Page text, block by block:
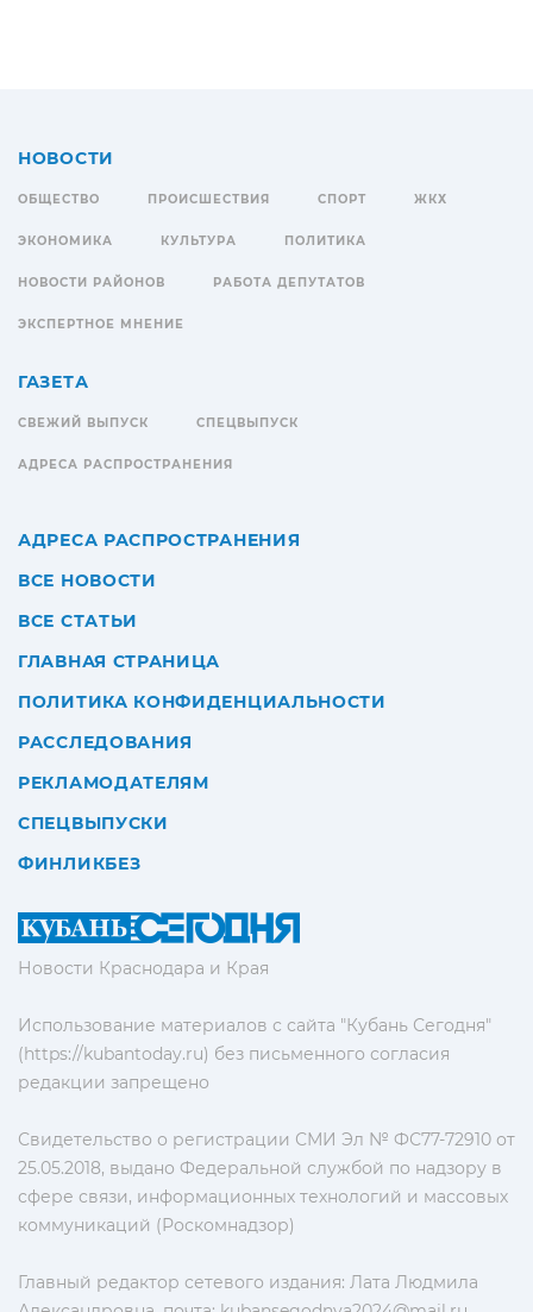
Новости Краснодара и Края
Использование материалов с сайта "Кубань Сегодня"
(https://kubantoday.ru) без письменного согласия
редакции запрещено
Свидетельство о регистрации СМИ Эл № ФС77-72910 от
25.05.2018, выдано Федеральной службой по надзору в
сфере связи, информационных технологий и массовых
коммуникаций (Роскомнадзор)
Главный редактор сетевого издания: Лата Людмила
НОВОСТИ
ОБЩЕСТВО ПРОИСШЕСТВИЯ СПОРТ ЖКХ
ЭКОНОМИКА КУЛЬТУРА ПОЛИТИКА
НОВОСТИ РАЙОНОВ РАБОТА ДЕПУТАТОВ
ЭКСПЕРТНОЕ МНЕНИЕ
ГАЗЕТА
СВЕЖИЙ ВЫПУСК СПЕЦВЫПУСК
АДРЕСА РАСПРОСТРАНЕНИЯ
АДРЕСА РАСПРОСТРАНЕНИЯ
ВСЕ НОВОСТИ
ВСЕ СТАТЬИ
ГЛАВНАЯ СТРАНИЦА
ПОЛИТИКА КОНФИДЕНЦИАЛЬНОСТИ
РАССЛЕДОВАНИЯ
РЕКЛАМОДАТЕЛЯМ
СПЕЦВЫПУСКИ
ФИНЛИКБЕЗ